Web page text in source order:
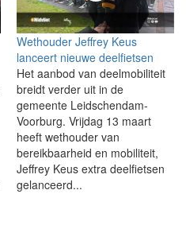
Wethouder Jeffrey Keus
lanceert nieuwe deelfietsen
Het aanbod van deelmobiliteit
breidt verder uit in de
gemeente Leidschendam-
Voorburg. Vrijdag 13 maart
heeft wethouder van
bereikbaarheid en mobiliteit,
Jeffrey Keus extra deelfietsen
gelanceerd...